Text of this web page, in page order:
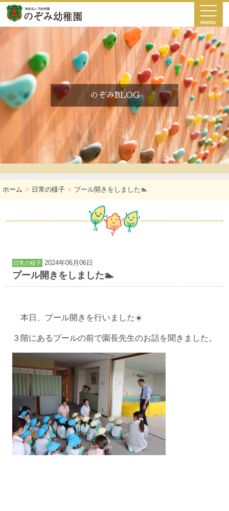
menu
のぞみBLOG
ホーム 日常の様子 プール開きをしました🏊
日常の様子 2024年06月06日
プール開きをしました🏊
本日、プール開きを行いました☀️
３階にあるプールの前で園長先生のお話を聞きました。